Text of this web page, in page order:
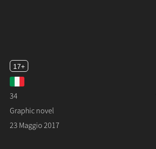
17+
34
Graphic novel
23 Maggio 2017